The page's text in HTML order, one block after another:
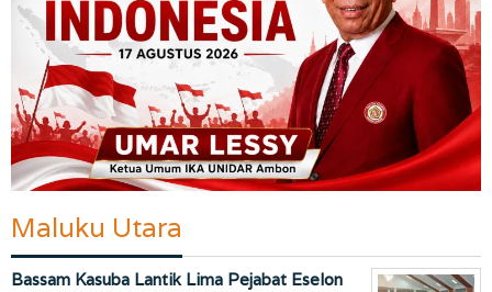
Maluku Utara
Bassam Kasuba Lantik Lima Pejabat Eselon